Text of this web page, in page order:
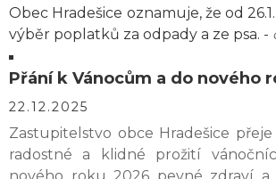
Obec Hradešice oznamuje, že od
výběr poplatků za odpady a ze psa. -
Přání k Vánocům a do nového
22.12.2025
Zastupitelstvo obce Hradešice
radostné a klidné prožití